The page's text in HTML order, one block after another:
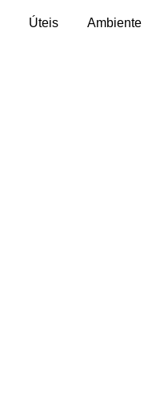
Úteis Ambiente